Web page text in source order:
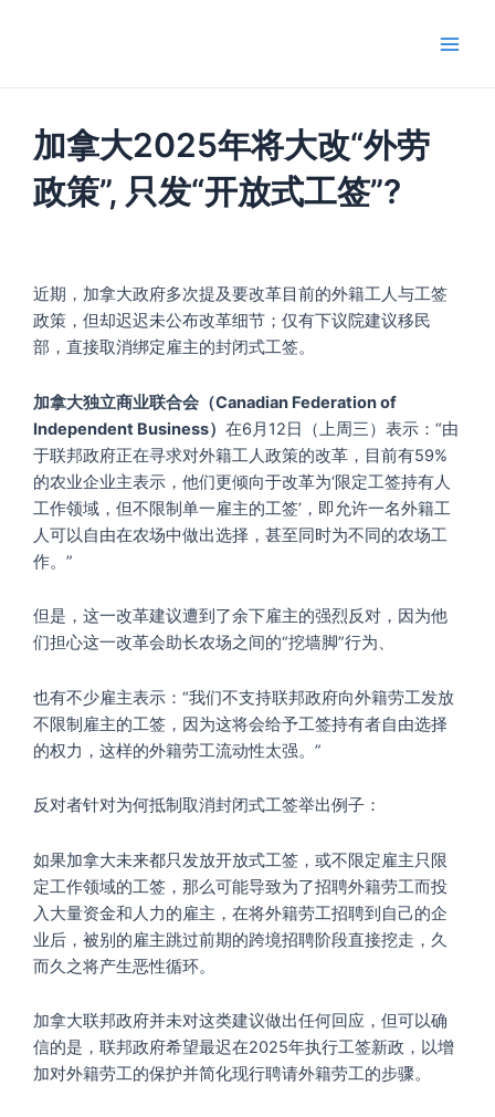
加拿大2025年将大改“外劳
政策”, 只发“开放式工签”?
近期，加拿大政府多次提及要改革目前的外籍工人与工签
政策，但却迟迟未公布改革细节；仅有下议院建议移民
部，直接取消绑定雇主的封闭式工签。
加拿大独立商业联合会（Canadian Federation of
Independent Business） 在6月12日（上周三）表示：“由
于联邦政府正在寻求对外籍工人政策的改革，目前有59%
的农业企业主表示，他们更倾向于改革为‘限定工签持有人
工作领域，但不限制单一雇主的工签’，即允许一名外籍工
人可以自由在农场中做出选择，甚至同时为不同的农场工
作。”
但是，这一改革建议遭到了余下雇主的强烈反对，因为他
们担心这一改革会助长农场之间的“挖墙脚”行为、
也有不少雇主表示：“我们不支持联邦政府向外籍劳工发放
不限制雇主的工签，因为这将会给予工签持有者自由选择
的权力，这样的外籍劳工流动性太强。”
反对者针对为何抵制取消封闭式工签举出例子：
如果加拿大未来都只发放开放式工签，或不限定雇主只限
定工作领域的工签，那么可能导致为了招聘外籍劳工而投
入大量资金和人力的雇主，在将外籍劳工招聘到自己的企
业后，被别的雇主跳过前期的跨境招聘阶段直接挖走，久
而久之将产生恶性循环。
加拿大联邦政府并未对这类建议做出任何回应，但可以确
信的是，联邦政府希望最迟在2025年执行工签新政，以增
加对外籍劳工的保护并简化现行聘请外籍劳工的步骤。